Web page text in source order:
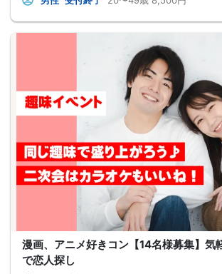
漫画、アニメ好きコン【14名様募集】気
で恋人探し